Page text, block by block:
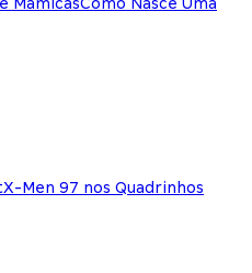
X-Men 97 nos Quadrinhos